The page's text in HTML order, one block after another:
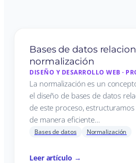
Bases de datos
normalización
DISEÑO Y DESARROLLO WEB ·
La normalización es un
el diseño de bases de datos
de este proceso,
de manera eficiente…
Bases de datos Normalización
Leer artículo →